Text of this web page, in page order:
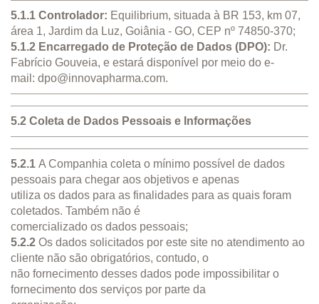
5.1.1 Controlador: Equilibrium, situada à BR 153, km 07,
área 1, Jardim da Luz, Goiânia - GO, CEP nº 74850-370;
5.1.2 Encarregado de Proteção de Dados (DPO): Dr.
Fabrício Gouveia, e estará disponível por meio do e-
mail: dpo@innovapharma.com.
5.2 Coleta de Dados Pessoais e Informações
5.2.1 A Companhia coleta o mínimo possível de dados
pessoais para chegar aos objetivos e apenas
utiliza os dados para as finalidades para as quais foram
coletados. Também não é
comercializado os dados pessoais;
5.2.2 Os dados solicitados por este site no atendimento ao
cliente não são obrigatórios, contudo, o
não fornecimento desses dados pode impossibilitar o
fornecimento dos serviços por parte da